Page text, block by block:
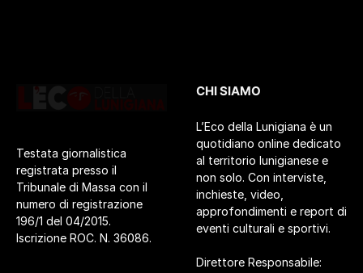
Testata giornalistica
registrata presso il
Tribunale di Massa con il
numero di registrazione
196/1 del 04/2015.
Iscrizione ROC. N. 36086.
CHI SIAMO
L’Eco della Lunigiana è un
quotidiano online dedicato
al territorio lunigianese e
non solo. Con interviste,
inchieste, video,
approfondimenti e report di
eventi culturali e sportivi.
Direttore Responsabile: